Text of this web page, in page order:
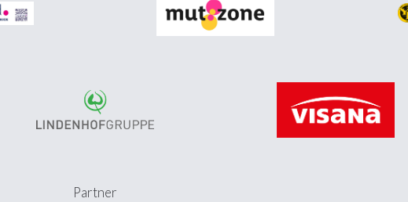
Partner